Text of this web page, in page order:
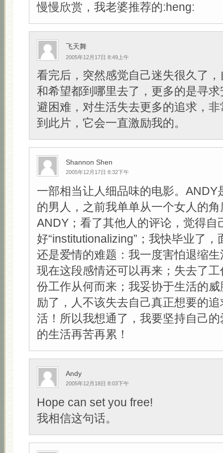
慢慢欣赏，我老婆推荐的:heng:
飞天舞
2005年12月17日 8:49上午
看完后，突然感觉自己迷失很久了
和希望都到哪里去了，更多的是寻
避困难，对生活失去更多的追求，
到此片，它会一直激励我的。
Shannon Shen
2005年12月17日 8:32下午
一部相当让人细品味的电影。ANDY
的男人，之前我单单从一个女人的
ANDY；看了其他人的评论，觉得自
好“institutionalizing”；我快毕业了，
还是爱情的难题：我一度害怕退缩
现在这段感情还可以再来；失去了
份工作从何而来；我妥协于生活的
励了，人不该失去自己真正想要的
活！所以我想通了，我要坚持自己
的生活再苦再累！
Andy
2005年12月18日 8:03下午
Hope can set you free!
我相信这句话。